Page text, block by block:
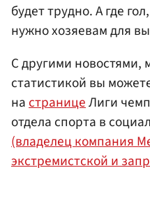
будет трудно. А где
нужно хозяевам для
С другими новостями,
статистикой вы
настраницеЛиги
отдела спорта в
(владелец компания
экстремистской и